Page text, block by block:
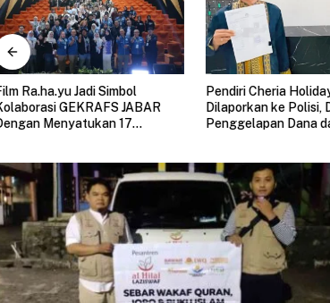
Pendiri Cheria Holiday
Dilaporkan ke Polisi, Dugaan
Penggelapan Dana dan Aset
Klarifikasi Resmi:
Donasi Jambore
Hilal 2026” adalah